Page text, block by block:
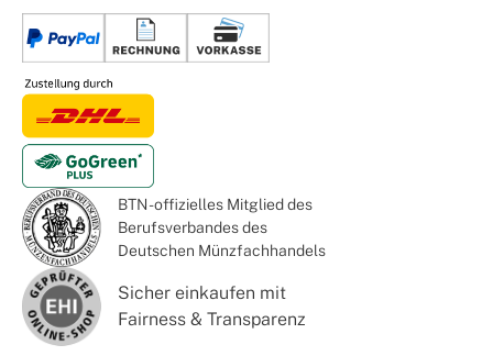
BTN - offizielles Mitglied des
Berufsverbandes des
Deutschen Münzfachhandels
Sicher einkaufen mit
Fairness & Transparenz